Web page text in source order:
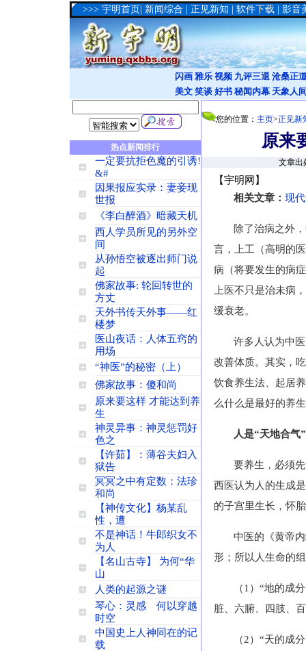
>>> 宇明首页 新闻综合 正见新知 软件下载 影音
闪画 雅乐 视频 九评三退 沧桑正
美文 笑谈 好书 秘闻内幕 天象人
热点新闻排行
一定要抗拒色魔的引诱!
&#
因果报应实录：妻妾现
世报
《李白醉酒》暗藏天机
西人学员所见的另外空
间
从孙悟空被逐出师门说
起
佛家故事: 轮回转世的
方丈
天外书传天外事——红
楼梦
医山夜话：人体五窍的
用场
“神医”的秘密（上）
佛家故事：傻和尚
原来要这样 才能达到养
生
神灵异事：神灵惩罚好
色之
【许茹】：薄谷夫妇入
狱告
冥冥之中有定数：法珍
和尚
【神传文化】杨某乱
性，遭
不是神话！牛郎织女不
为人
【名山古寺】 为何“华
山
人类的起源之谜
琴心：灵感 何以穿越
时空
中国史上人神同在的记
载
您的位置： 主页>正见新
原来
文章出
【宇明网】
相关文章：现
除了治病之外
言，上工（高明的
病（将要发生的病
上医不只是治未病
缓衰老。
许多人认为中
改善体质。其实，
饮食养生法、起居
么什么是最好的养
人是“天地合气
要养生，必须
西医认为人的生成
的子宫里生长，怀
中医的《黄帝
形；所以人生命的
（1）“地的成
脏、六腑、四肢、
（2）“天的成